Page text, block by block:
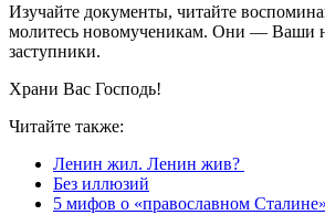
Изучайте документы, читайте
молитесь новомученикам. Они — Ваши
заступники.
Храни Вас Господь!
Читайте также:
Ленин жил. Ленин жив?
Без иллюзий
5 мифов о «православном Сталине»